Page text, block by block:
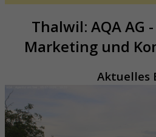
Thalwil: AQA AG
Marketing und
Aktuelles